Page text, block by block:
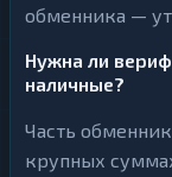
обменника —
Нужна ли
наличные?
Часть
крупных